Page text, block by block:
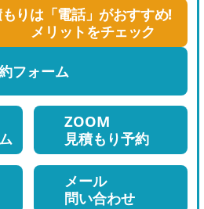
りは「電話」がおすすめ!
メリットをチェック
フォーム
ZOOM
見積もり予約
メール
問い合わせ